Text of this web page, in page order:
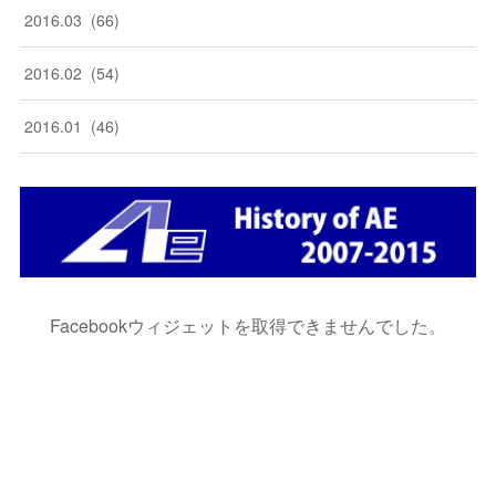
2016.03 (66)
2016.02 (54)
2016.01 (46)
Facebookウィジェットを取得できませんでした。